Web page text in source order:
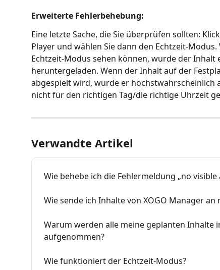
Erweiterte Fehlerbehebung:
Eine letzte Sache, die Sie überprüfen sollten:
Player und wählen Sie dann den Echtzeit-
Echtzeit-Modus sehen können, wurde der
heruntergeladen. Wenn der Inhalt auf der
abgespielt wird, wurde er höchstwahrscheinlich
nicht für den richtigen Tag/die richtige Uhrzeit
Verwandte Artikel
Wie behebe ich die Fehlermeldung „no visible
Wie sende ich Inhalte von XOGO Manager an
Warum werden alle meine geplanten Inhalte
aufgenommen?
Wie funktioniert der Echtzeit-Modus?